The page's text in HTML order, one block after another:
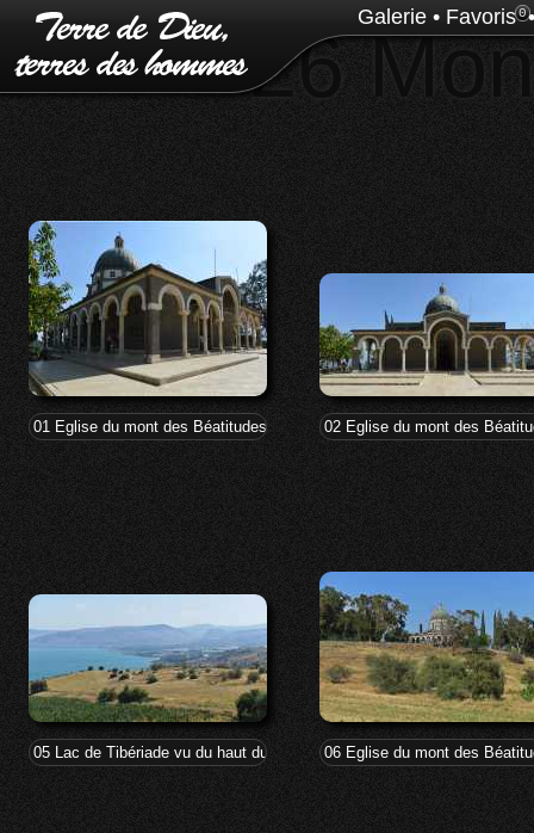
Galerie • Favoris0
26
01 Eglise du mont des Béatitudes 02 Eglise du mont des
05 Lac de Tibériade vu du haut du mont des Béatitudes
06 Eglise du mont des